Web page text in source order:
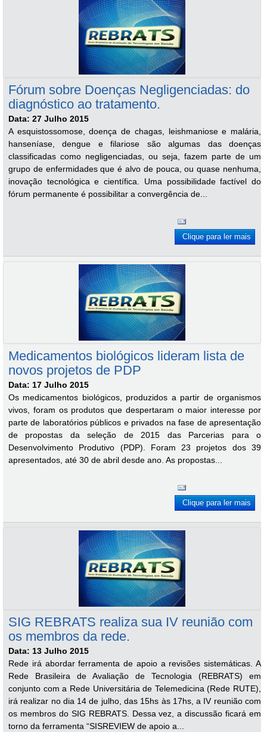
Fórum sobre Doenças Negligenciadas: do
diagnóstico ao tratamento.
Data: 27 Julho 2015
A esquistossomose, doença de chagas, leishmaniose e malária,
hanseníase, dengue e filariose são algumas das doenças
classificadas como negligenciadas, ou seja, fazem parte de um
grupo de enfermidades que é alvo de pouca, ou quase nenhuma,
inovação tecnológica e científica. Uma possibilidade factível do
fórum permanente é possibilitar a convergência de...
Clique para ler mais
Medicamentos biológicos lideram lista de
novos projetos de PDP
Data: 17 Julho 2015
Os medicamentos biológicos, produzidos a partir de organismos
vivos, foram os produtos que despertaram o maior interesse por
parte de laboratórios públicos e privados na fase de apresentação
de propostas da seleção de 2015 das Parcerias para o
Desenvolvimento Produtivo (PDP). Foram 23 projetos dos 39
apresentados, até 30 de abril desde ano. As propostas...
Clique para ler mais
SIG REBRATS realiza sua IV reunião com
os membros da rede.
Data: 13 Julho 2015
Rede irá abordar ferramenta de apoio a revisões sistemáticas. A
Rede Brasileira de Avaliação de Tecnologia (REBRATS) em
conjunto com a Rede Universitária de Telemedicina (Rede RUTE),
irá realizar no dia 14 de julho, das 15hs às 17hs, a IV reunião com
os membros do SIG REBRATS. Dessa vez, a discussão ficará em
torno da ferramenta “SISREVIEW de apoio a...